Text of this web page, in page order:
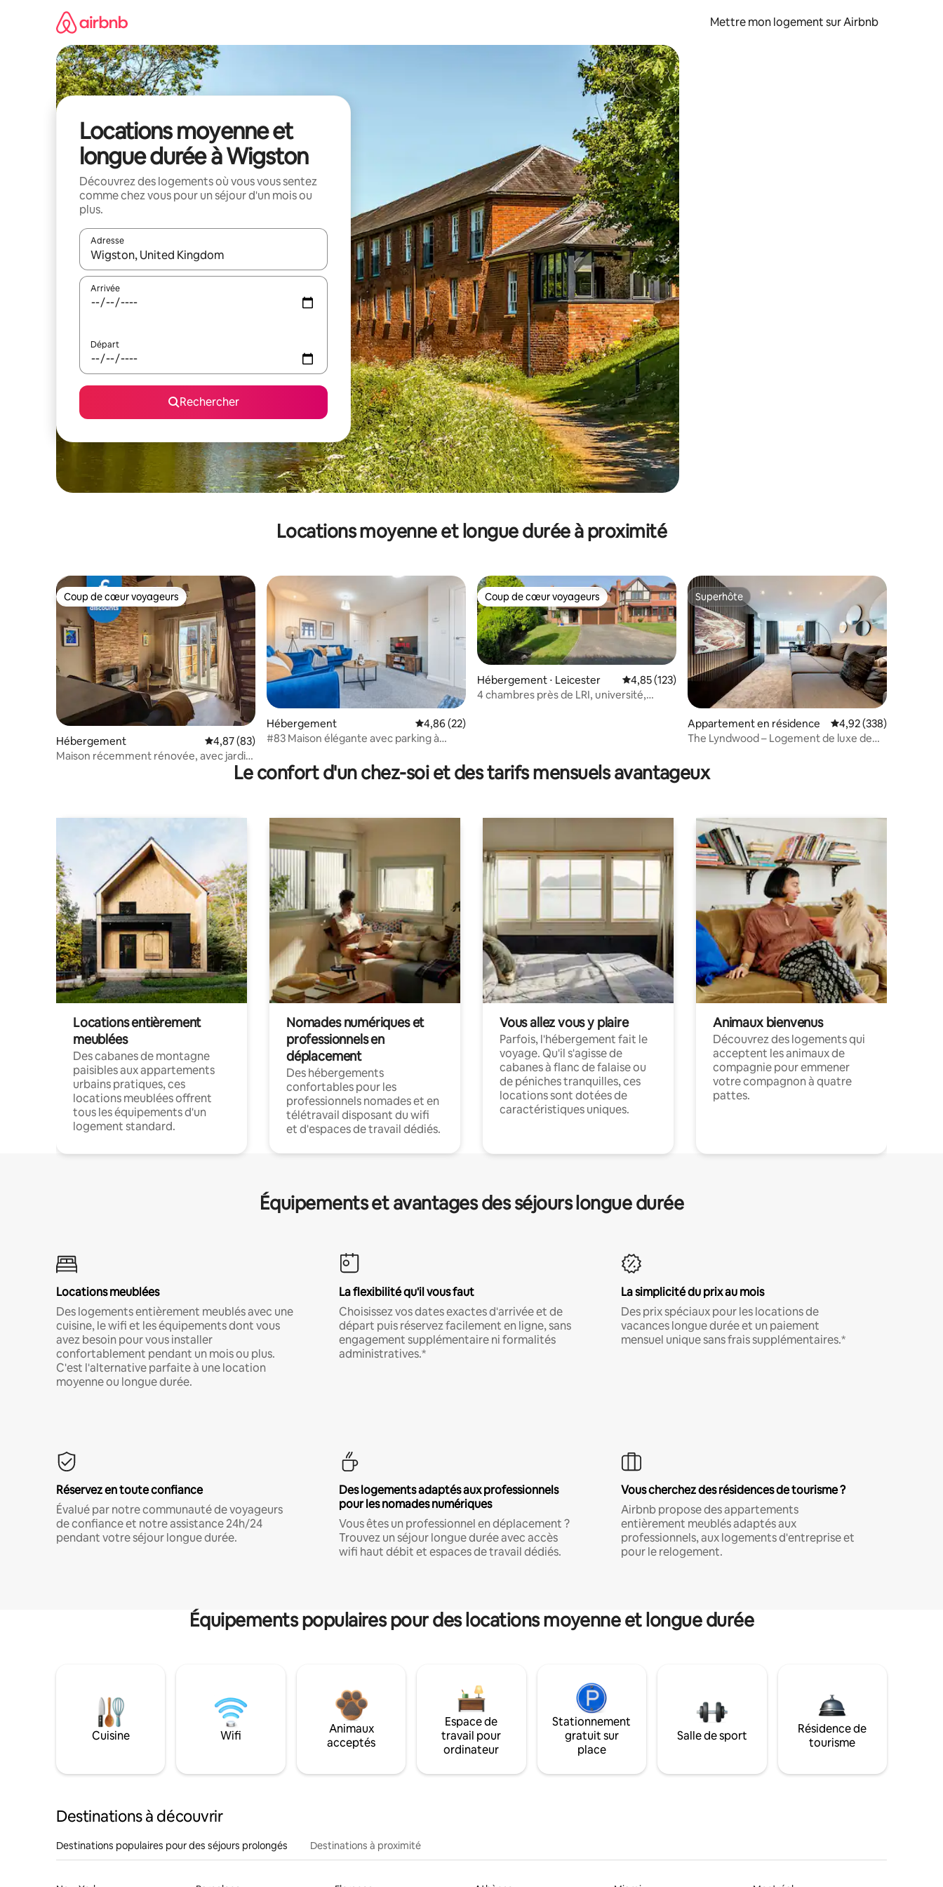
Mettre mon logement sur Airbnb
Locations moyenne et
longue durée à Wigston
Découvrez des logements où vous vous sentez
comme chez vous pour un séjour d'un mois ou
plus.
Adresse
Lorsque les résultats s'affichent, utilisez les flèches vers le haut et vers le bas pour les parcourir ou en appuyant et en faisant glisser.
Arrivée
Départ
Rechercher
Locations moyenne et longue durée à proximité
Coup de cœur voyageurs
Coup de cœur voyageurs
Hébergement Évaluation moyenne sur la base de 83 commentaires : 4,87 sur 5
4,87 (83)
Maison récemment rénovée, avec jardin.
Hébergement Évaluation moyenne sur la base de 22 commentaires : 4,86 sur 5
4,86 (22)
#83 Maison élégante avec parking à
Coup de cœur voyageurs
Coup de cœur voyageurs
Hébergement ⋅ Leicester Évaluation moyenne sur la base de 123 commentaires : 4,85 sur 5
4,85 (123)
4 chambres près de LRI, université,
Superhôte
Superhôte
Appartement en résidence Évaluation moyenne
4,92 (338)
The Lyndwood – Logement de luxe de
Le confort d'un chez-soi et des tarifs mensuels avantageux
Locations entièrement
meublées
Des cabanes de montagne
paisibles aux appartements
urbains pratiques, ces
locations meublées offrent
tous les équipements d'un
logement standard.
Nomades numériques et
professionnels en
déplacement
Des hébergements
confortables pour les
professionnels nomades et en
télétravail disposant du wifi
et d'espaces de travail dédiés.
Vous allez vous y plaire
Parfois, l'hébergement fait le
voyage. Qu'il s'agisse de
cabanes à flanc de falaise ou
de péniches tranquilles, ces
locations sont dotées de
caractéristiques uniques.
Animaux bienvenus
Découvrez des logements qui
acceptent les animaux de
compagnie pour emmener
votre compagnon à quatre
pattes.
Équipements et avantages des séjours longue durée
Locations meublées
Des logements entièrement meublés avec une
cuisine, le wifi et les équipements dont vous
avez besoin pour vous installer
confortablement pendant un mois ou plus.
C'est l'alternative parfaite à une location
moyenne ou longue durée.
La flexibilité qu'il vous faut
Choisissez vos dates exactes d'arrivée et de
départ puis réservez facilement en ligne, sans
engagement supplémentaire ni formalités
administratives.*
La simplicité du prix au mois
Des prix spéciaux pour les locations de
vacances longue durée et un paiement
mensuel unique sans frais supplémentaires.*
Réservez en toute confiance
Évalué par notre communauté de voyageurs
de confiance et notre assistance 24h/24
pendant votre séjour longue durée.
Des logements adaptés aux professionnels
pour les nomades numériques
Vous êtes un professionnel en déplacement ?
Trouvez un séjour longue durée avec accès
wifi haut débit et espaces de travail dédiés.
Vous cherchez des résidences de tourisme ?
Airbnb propose des appartements
entièrement meublés adaptés aux
professionnels, aux logements d'entreprise et
pour le relogement.
Équipements populaires pour des locations moyenne et longue durée
Cuisine Wifi
Animaux
acceptés
Espace de
travail pour
ordinateur
Stationnement
gratuit sur
place
Salle de sport
Résidence de
tourisme
Destinations à découvrir
Destinations populaires pour des séjours prolongés Destinations à proximité